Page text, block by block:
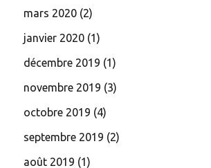
mars 2020 (2)
janvier 2020 (1)
décembre 2019 (1)
novembre 2019 (3)
octobre 2019 (4)
septembre 2019 (2)
août 2019 (1)